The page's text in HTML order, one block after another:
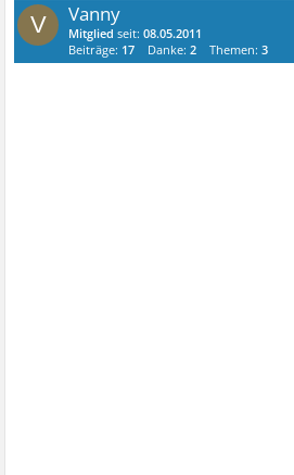
V Vanny
Mitglied seit:08.05.2011
Beiträge: 17 Danke:2 Themen:3